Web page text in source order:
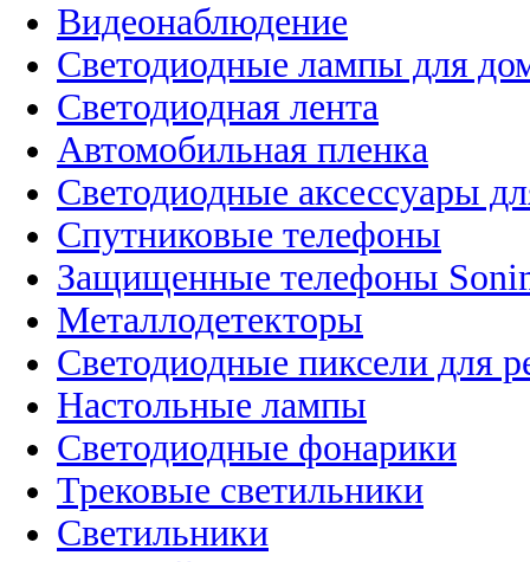
Видеонаблюдение
Светодиодные лампы для
Светодиодная лента
Автомобильная пленка
Светодиодные аксессуары
Спутниковые телефоны
Защищенные телефоны
Металлодетекторы
Светодиодные пиксели для
Настольные лампы
Светодиодные фонарики
Трековые светильники
Светильники